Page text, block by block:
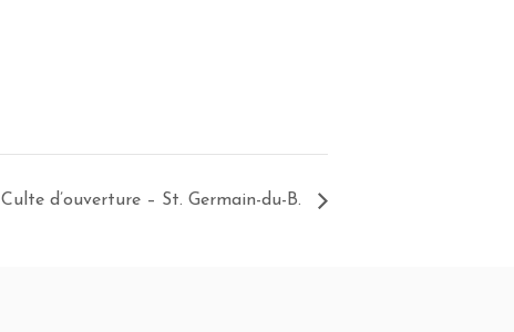
Culte d’ouverture – St. Germain-du-B.